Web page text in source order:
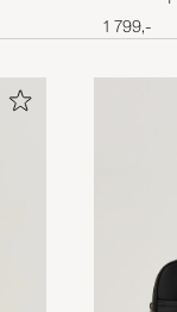
Blue
1 799,-